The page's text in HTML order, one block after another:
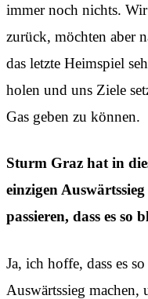
immer noch nichts.
zurück, möchten aber
das letzte Heimspiel
holen und uns Ziele
Gas geben zu können.
Sturm Graz hat in
einzigen
passieren, dass es so
Ja, ich hoffe, dass es
Auswärtssieg machen,